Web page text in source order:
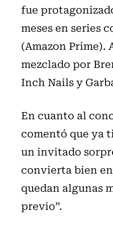
fue
meses en series
(Amazon Prime).
mezclado por
Inch Nails y
En cuanto al
comentó que ya
un invitado
convierta bien
quedan algunas
previo”.